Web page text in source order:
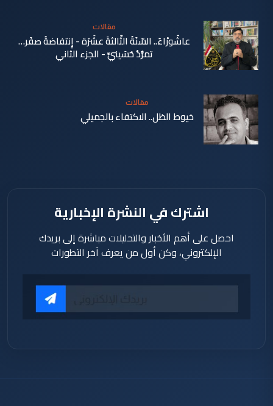
مقالات
عاشُورْاءُ.. السّنَةُ الثّالثةَ عشَرَة - إِنتفاضةُ صفَر…
تمرُّدٌ حُسَينيٌّ - الجزء الثاني
مقالات
خيوط الظل.. الاكتفاء بالجميلي
اشترك في النشرة الإخبارية
احصل على أهم الأخبار والتحليلات مباشرة إلى بريدك
الإلكتروني، وكن أول من يعرف آخر التطورات